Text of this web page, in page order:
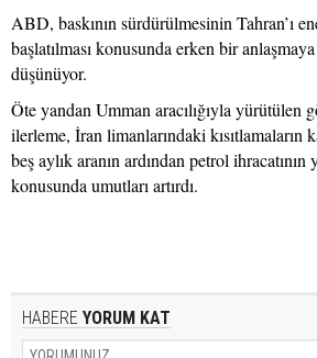
ABD, baskının sürdürülmesinin Tahran’ı
başlatılması konusunda erken bir
düşünüyor.
Öte yandan Umman aracılığıyla yürütülen
ilerleme, İran limanlarındaki kısıtlamaların
beş aylık aranın ardından petrol ihracatının
konusunda umutları artırdı.
HABERE YORUM KAT